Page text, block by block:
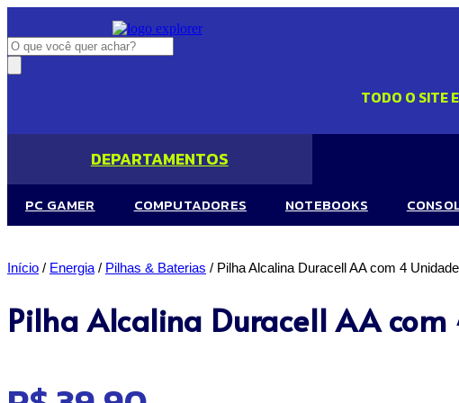
o
conteúdo
Pesquisar
produtos
TODO O SITE
DEPARTAMENTOS
PC GAMER COMPUTADORES NOTEBOOKS
Início / Energia / Pilhas & Baterias / Pilha Alcalina Duracell AA com 4
Pilha Alcalina Duracell AA com